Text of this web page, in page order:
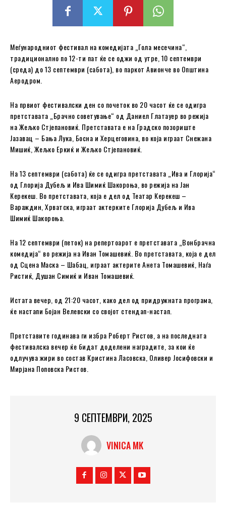
Меѓународниот фестивал на комедијата „Гола месечина“,
традиционално по 12-ти пат ќе се оджи од утре, 10 септември
(среда) до 13 септември (сабота), во паркот Авионче во Општина
Аеродром.
На првиот фестивалски ден со почеток во 20 часот ќе се одигра
претставата „Брачно советување“ од Даниел Глатауер во режија
на Жељко Стјепановиќ. Претставата е на Градско позориште
Јазавац – Бања Лука, Босна и Херцеговина, во која играат Снежана
Мишиќ, Жељко Еркиќ и Жељко Стјепановиќ.
На 13 септември (сабота) ќе се одигра претставата „Ива и Глорија“
од Глорија Дубељ и Ива Шимиќ Шакороња, во режија на Јан
Керекеш. Во претставата, која е дел од Театар Керекеш –
Вараждин, Хрватска, играат актерките Глорија Дубељ и Ива
Шимиќ Шакороња.
На 12 септември (петок) на репертоарот е претставата „Вонбрачна
комедија“ во режија на Иван Томашевиќ. Во претставата, која е дел
од Сцена Маска – Шабац, играат актерите Анета Томашевиќ, Наѓа
Ристиќ, Душан Симиќ и Иван Томашевиќ.
Истата вечер, од 21:20 часот, како дел од придружната програма,
ќе настапи Бојан Велевски со својот стендап-настап.
Претставите годинава ги избра Роберт Ристов, а на последната
фестивалска вечер ќе бидат доделени наградите, за кои ќе
одлучува жири во состав Кристина Ласовска, Оливер Јосифовски и
Мирјана Поповска Ристов.
9 СЕПТЕМВРИ, 2025
VINICA MK